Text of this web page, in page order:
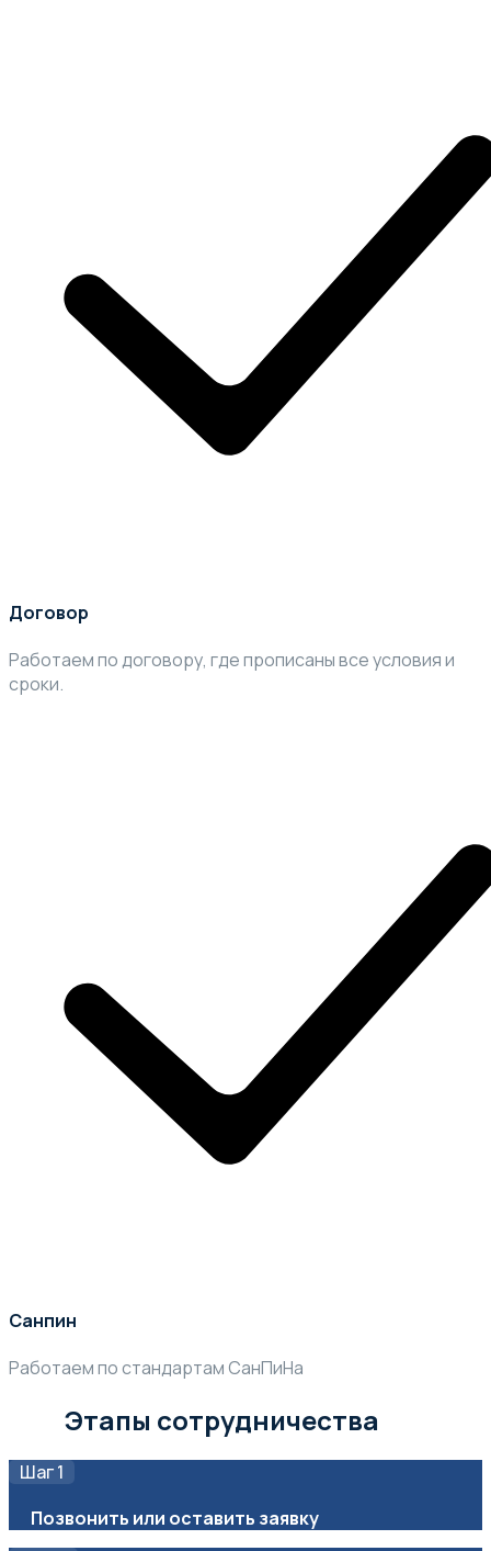
Договор
Работаем по договору, где прописаны все условия и
сроки.
Санпин
Работаем по стандартам СанПиНа
Этапы сотрудничества
Шаг 1
Позвонить или оставить заявку